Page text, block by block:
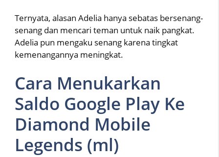
Ternyata, alasan Adelia hanya sebatas bersenang-
senang dan mencari teman untuk naik pangkat.
Adelia pun mengaku senang karena tingkat
kemenangannya meningkat.
Cara Menukarkan
Saldo Google Play Ke
Diamond Mobile
Legends (ml)